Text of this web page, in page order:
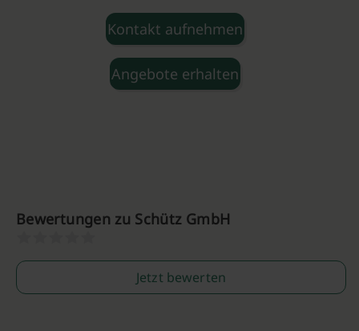
Kontakt aufnehmen
Angebote erhalten
Bewertungen zu Schütz GmbH
Jetzt bewerten